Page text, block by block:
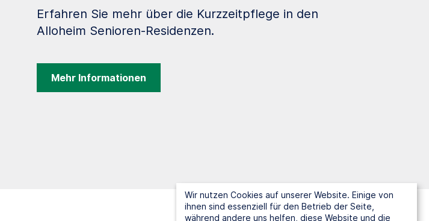
Erfahren Sie mehr über die Kurzzeitpflege in den
Alloheim Senioren-Residenzen.
Mehr Informationen
Wir nutzen Cookies auf unserer Website. Einige von
ihnen sind essenziell für den Betrieb der Seite,
während andere uns helfen, diese Website und die